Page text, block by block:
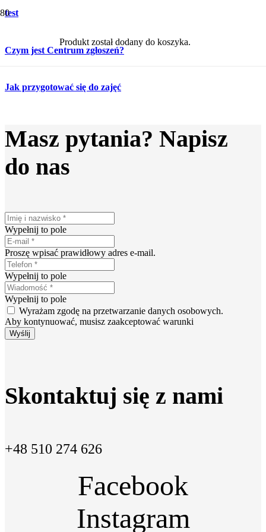
Produkt został dodany do koszyka.
test
Czym jest Centrum zgłoszeń?
Jak przygotować się do zajęć
Masz pytania? Napisz
do nas
Wypełnij to pole
Proszę wpisać prawidłowy adres e-mail.
Wypełnij to pole
Wypełnij to pole
Wyrażam zgodę na przetwarzanie danych osobowych.
Aby kontynuować, musisz zaakceptować warunki
Wyślij
Skontaktuj się z nami
+48 510 274 626
Facebook
Instagram